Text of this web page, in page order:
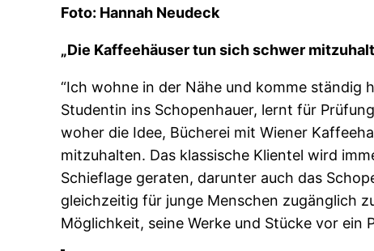
Foto: Hannah Neudeck
„Die Kaffeehäuser tun sich schwer
“Ich wohne in der Nähe und komme ständig
Studentin ins Schopenhauer, lernt für
woher die Idee, Bücherei mit Wiener
mitzuhalten. Das klassische Klientel wird
Schieflage geraten, darunter auch das
gleichzeitig für junge Menschen zugänglich
Möglichkeit, seine Werke und Stücke vor ein